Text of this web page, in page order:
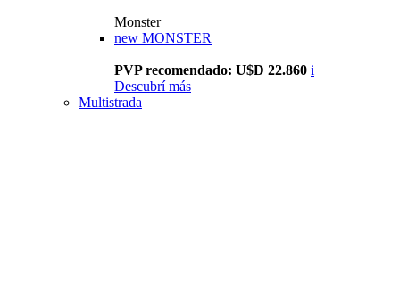
Monster
new MONSTER
PVP recomendado: U$D 22.860 i
Descubrí más
Multistrada